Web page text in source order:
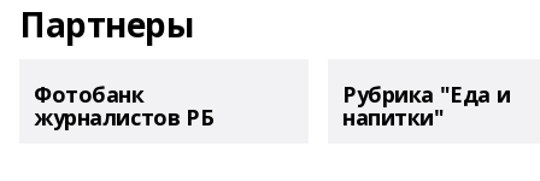
Партнеры
Фотобанк
журналистов РБ
Рубрика "Еда и
напитки"